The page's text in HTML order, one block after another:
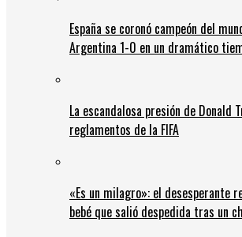
España se coronó campeón del
Argentina 1-0 en un dramático
La escandalosa presión de Donald
reglamentos de la FIFA
«Es un milagro»: el desesperante
bebé que salió despedida tras un